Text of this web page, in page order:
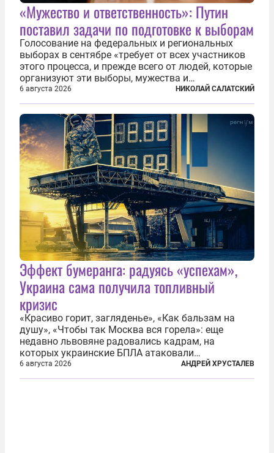
«Мужество и ответственность»: Путин
поставил задачи по подготовке к выборам
Голосование на федеральных и региональных
выборах в сентябре «требует от всех участников
этого процесса, и прежде всего от людей, которые
организуют эти выборы, мужества и
ответственного отношения к формированию
власти», — подчеркнул президент Владимир Путин
на состоявшейся 5 августа в Кремле...
6 августа 2026 НИКОЛАЙ САЛАТСКИЙ
Эффект бумеранга: радуясь «успехам»,
Украина сама получила топливный
кризис
«Красиво горит, загляденье», «Как бальзам на
душу», «Чтобы так Москва вся горела»: еще
недавно львовяне радовались кадрам, на
которых украинские БПЛА атаковали
нефтеперерабатывающие предприятия России. В
скором времени оказалось, что в «эту игру можно
6 августа 2026 АНДРЕЙ ХРУСТАЛЕВ